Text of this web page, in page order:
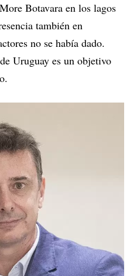
Botavara en los lagos
también en
no se había dado.
Uruguay es un objetivo